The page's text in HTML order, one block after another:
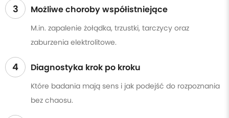
3 Możliwe choroby współistniejące
M.in. zapalenie żołądka, trzustki, tarczycy oraz
zaburzenia elektrolitowe.
4 Diagnostyka krok po kroku
Które badania mają sens i jak podejść do rozpoznania
bez chaosu.